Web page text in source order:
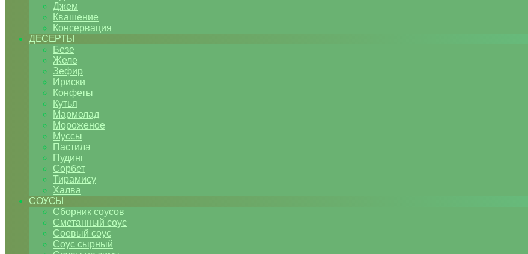
Джем
Квашение
Консервация
ДЕСЕРТЫ
Безе
Желе
Зефир
Ириски
Конфеты
Кутья
Мармелад
Мороженое
Муссы
Пастила
Пудинг
Сорбет
Тирамису
Халва
СОУСЫ
Сборник соусов
Сметанный соус
Соевый соус
Соус сырный